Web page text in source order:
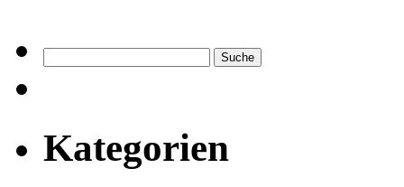
Kategorien